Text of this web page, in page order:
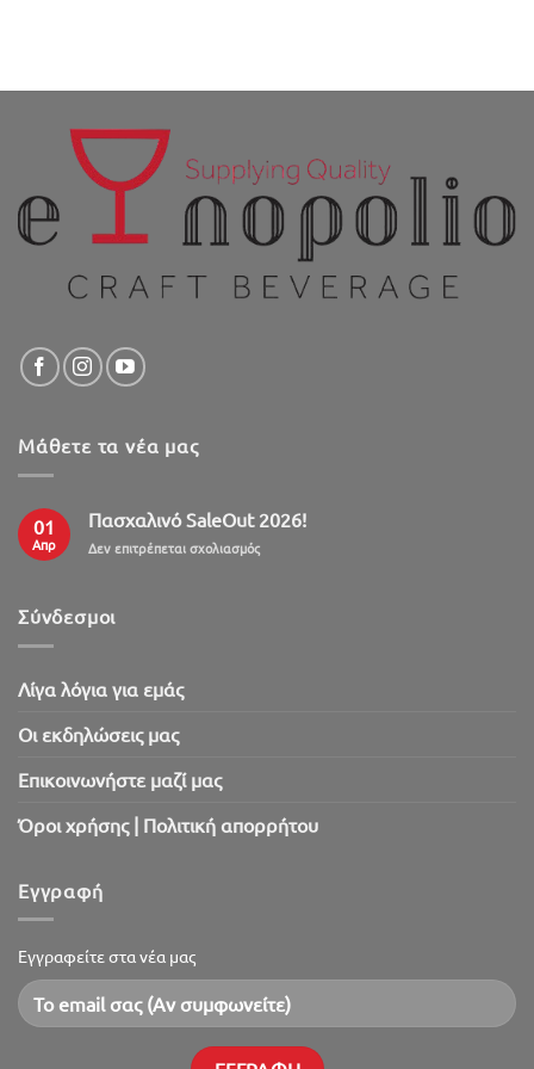
Μάθετε τα νέα μας
01
Απρ
Πασχαλινό SaleOut 2026!
Δεν επιτρέπεται σχολιασμόςστο
Σύνδεσμοι
Λίγα λόγια για εμάς
Oι εκδηλώσεις μας
Επικοινωνήστε μαζί μας
Όροι χρήσης | Πολιτική απορρήτου
Εγγραφή
Εγγραφείτε στα νέα μας